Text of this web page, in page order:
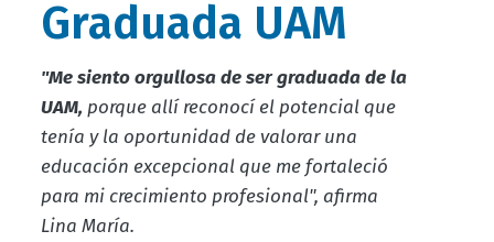
Graduada UAM
"Me siento orgullosa de ser graduada de la
UAM, porque allí reconocí el potencial que
tenía y la oportunidad de valorar una
educación excepcional que me fortaleció
para mi crecimiento profesional", afirma
Lina María.